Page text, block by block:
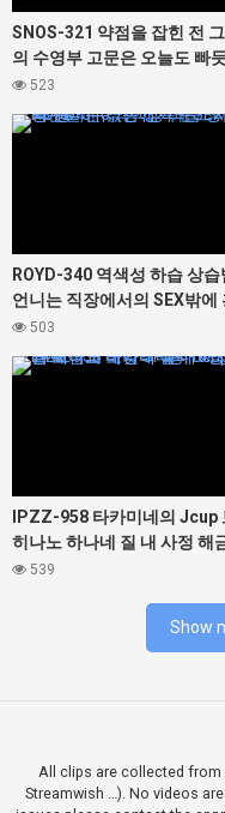
SNOS-321 약점을 잡힌 전
의 수영부 고문은 오늘도 빠
한계의 수영복으로 범해진다
523
427348
ROYD-340 역색성 하습 상습
언니는 직장에서의 SEX밖에
할 수 없는 성욕 몬스터였다.
503
427442
IPZZ-958 타카미네의 Jcup
히나노 하나네 질 내 사정 해
난교 노컷 SP 총 16명 20발 오
539
Show
All clips are collected from
Streamwish …). No videos